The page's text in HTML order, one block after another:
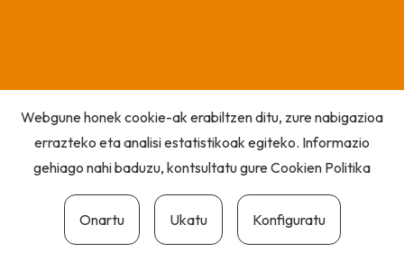
Webgune honek cookie-ak erabiltzen ditu, zure nabigazioa
errazteko eta analisi estatistikoak egiteko. Informazio
gehiago nahi baduzu, kontsultatu gureCookien Politika
Onartu Ukatu Konfiguratu